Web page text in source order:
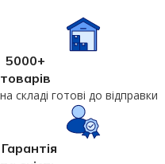
5000+
товарів
на складі готові до відправки
Гарантія